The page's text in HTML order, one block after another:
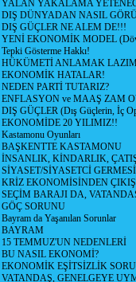
YALAN YAKALAMA
DIŞ DÜNYADAN NASIL
DIŞ GÜÇLER NE ALEM DE!!!
YENİ EKONOMİK MODEL
Tepki Gösterme Hakkı!
HÜKÜMETİ ANLAMAK
EKONOMİK HATALAR!
NEDEN PARTİ TUTARIZ?
ENFLASYON ve MAAŞ ZAM
DIŞ GÜÇLER (Dış Güçlerin, İç
EKONOMİDE 20 YILIMIZ!!
Kastamonu Oyunları
BAŞKENTTE KASTAMONU
İNSANLIK, KİNDARLIK,
SİYASET/SİYASETCİ
KRİZ EKONOMİSİNDEN ÇIKIŞ
SEÇİM BARAJI DA,
GÖÇ SORUNU
Bayram da Yaşanılan Sorunlar
BAYRAM
15 TEMMUZ'UN NEDENLERİ
BU NASIL EKONOMİ?
EKONOMİK EŞİTSİZLİK
VATANDAŞ, GENELGEYE